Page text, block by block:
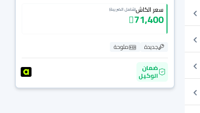
سعر الكاش(شامل الضريبة)
71,400
جديدة
ملوحة
ضمان
الوكيل